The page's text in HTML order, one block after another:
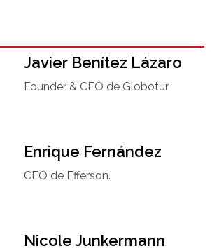
Javier Benítez Lázaro
Founder & CEO de Globotur​
Enrique Fernández
CEO de Efferson.
Nicole Junkermann​